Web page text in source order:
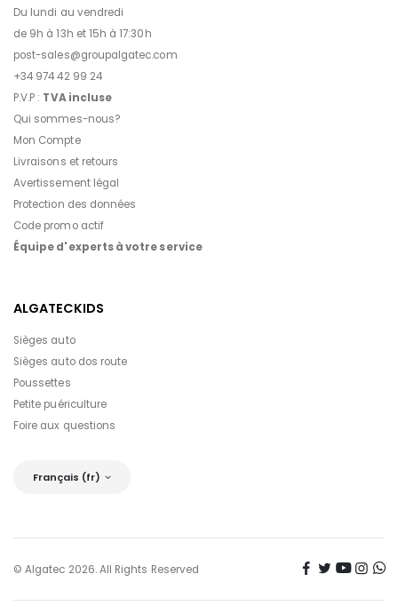
Du lundi au vendredi
de 9h à 13h et 15h à 17:30h
post-sales@groupalgatec.com
+34 974 42 99 24
P.V.P : TVA incluse
Qui sommes-nous?
Mon Compte
Livraisons et retours
Avertissement légal
Protection des données
Code promo actif
Équipe d'experts à votre service
ALGATECKIDS
Sièges auto
Sièges auto dos route
Poussettes
Petite puériculture
Foire aux questions
Français (fr)
© Algatec 2026. All Rights Reserved